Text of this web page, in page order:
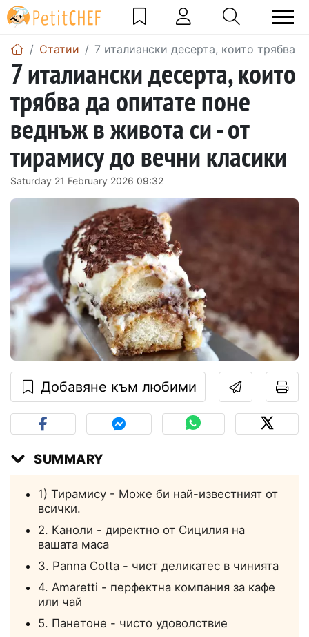
Статии 7 италиански десерта, които трябва
7 италиански десерта, които
трябва да опитате поне
веднъж в живота си - от
тирамису до вечни класики
Saturday 21 February 2026 09:32
Добавяне към любими
SUMMARY
1) Тирамису - Може би най-известният от
всички.
2. Каноли - директно от Сицилия на
вашата маса
3. Panna Cotta - чист деликатес в чинията
4. Amaretti - перфектна компания за кафе
или чай
5. Панетоне - чисто удоволствие